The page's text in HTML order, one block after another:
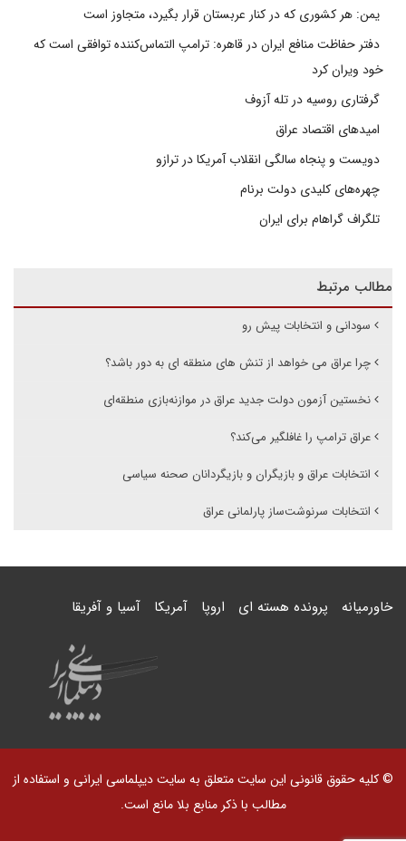
یمن: هر کشوری که در کنار عربستان قرار بگیرد، متجاوز است
دفتر حفاظت منافع ایران در قاهره: ترامپ التماس‌کننده توافقی است که
خود ویران کرد
گرفتاری روسیه در تله آزوف
امیدهای اقتصاد عراق
دویست و پنجاه سالگی انقلاب آمریکا در ترازو
چهره‌های کلیدی دولت برنام
تلگراف گراهام برای ایران
مطالب مرتبط
سودانی و انتخابات پیش رو
چرا عراق می خواهد از تنش های منطقه ای به دور باشد؟
نخستین آزمون دولت جدید عراق در موازنه‌بازی منطقه‌ای
عراق ترامپ را غافلگیر می‌کند؟
انتخابات عراق و بازیگران و بازیگردانان صحنه سیاسی
انتخابات سرنوشت‌ساز پارلمانی عراق
خاورمیانه پرونده هسته ای اروپا آمریکا آسیا و آفریقا
© کلیه حقوق قانونی این سایت متعلق به سایت دیپلماسی ایرانی و استفاده از
مطالب با ذکر منابع بلا مانع است.